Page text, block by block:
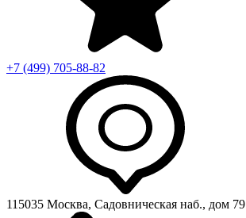
+7 (499) 705-88-82
115035 Москва, Садовническая наб., дом 79